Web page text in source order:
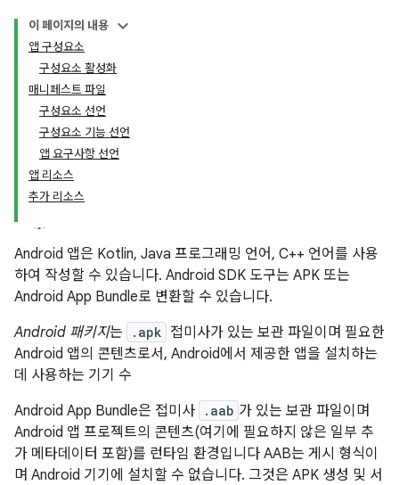
이 페이지의 내용
앱 구성요소
구성요소 활성화
매니페스트 파일
구성요소 선언
구성요소 기능 선언
앱 요구사항 선언
앱 리소스
추가 리소스
Android 앱은 Kotlin, Java 프로그래밍 언어, C++ 언어를 사용
하여 작성할 수 있습니다. Android SDK 도구는 APK 또는
Android App Bundle로 변환할 수 있습니다.
Android 패키지는 .apk 접미사가 있는 보관 파일이며 필요한
Android 앱의 콘텐츠로서, Android에서 제공한 앱을 설치하는
데 사용하는 기기 수
Android App Bundle은 접미사
.aab 가 있는 보관 파일이며
Android 앱 프로젝트의 콘텐츠(여기에 필요하지 않은 일부 추
가 메타데이터 포함)를 런타임 환경입니다 AAB는 게시 형식이
며 Android 기기에 설치할 수 없습니다. 그것은 APK 생성 및 서